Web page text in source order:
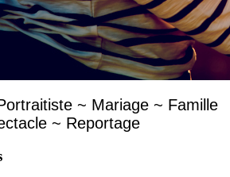
~ Mariage ~ Famille
~ Reportage